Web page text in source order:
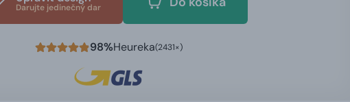
Darujte jedinečný dar
98%Heureka(2431×)